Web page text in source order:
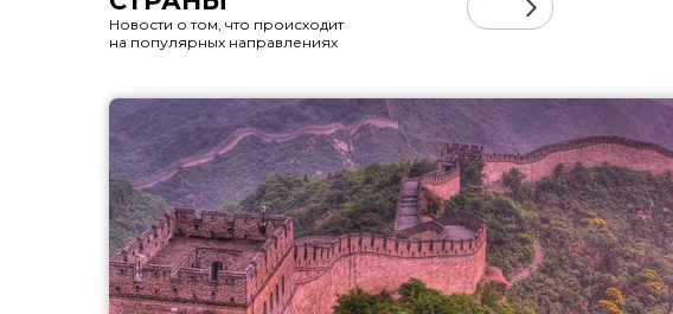
Новости о том, что происходит
на популярных направлениях